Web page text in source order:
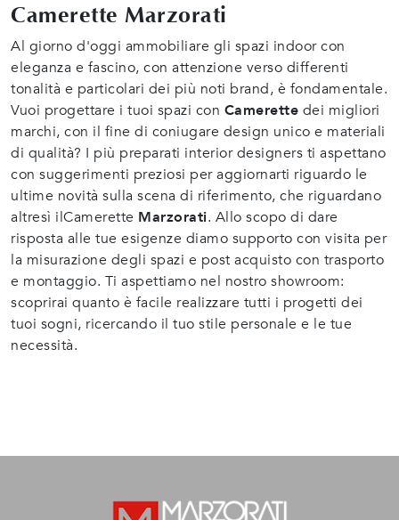
Camerette Marzorati
Al giorno d'oggi ammobiliare gli spazi indoor con
eleganza e fascino, con attenzione verso differenti
tonalità e particolari dei più noti brand, è fondamentale.
Vuoi progettare i tuoi spazi con Camerette dei migliori
marchi, con il fine di coniugare design unico e materiali
di qualità? I più preparati interior designers ti aspettano
con suggerimenti preziosi per aggiornarti riguardo le
ultime novità sulla scena di riferimento, che riguardano
altresì ilCamerette Marzorati. Allo scopo di dare
risposta alle tue esigenze diamo supporto con visita per
la misurazione degli spazi e post acquisto con trasporto
e montaggio. Ti aspettiamo nel nostro showroom:
scoprirai quanto è facile realizzare tutti i progetti dei
tuoi sogni, ricercando il tuo stile personale e le tue
necessità.